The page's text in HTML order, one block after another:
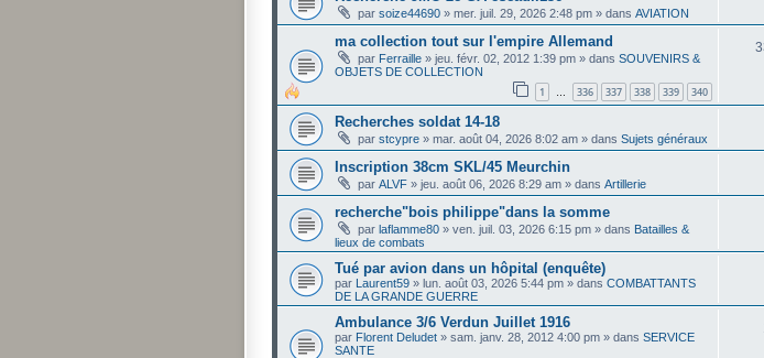
par soize44690 » mer. juil. 29, 2026 2:48 pm » dans AVIATION
ma collection tout sur l'empire Allemand
par Ferraille » jeu. févr. 02, 2012 1:39 pm » dans SOUVENIRS &
OBJETS DE COLLECTION
1 … 336 337 338 339 340
Recherches soldat 14-18
par stcypre » mar. août 04, 2026 8:02 am » dans Sujets généraux
Inscription 38cm SKL/45 Meurchin
par ALVF » jeu. août 06, 2026 8:29 am » dans Artillerie
recherche"bois philippe"dans la somme
par laflamme80 » ven. juil. 03, 2026 6:15 pm » dans Batailles &
lieux de combats
Tué par avion dans un hôpital (enquête)
par Laurent59 » lun. août 03, 2026 5:44 pm » dans COMBATTANTS
DE LA GRANDE GUERRE
Ambulance 3/6 Verdun Juillet 1916
par Florent Deludet » sam. janv. 28, 2012 4:00 pm » dans SERVICE
SANTE